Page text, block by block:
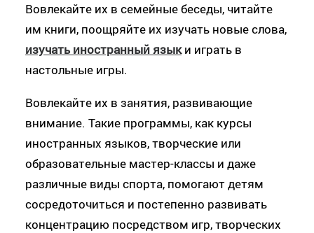
Вовлекайте их в семейные беседы, читайте
им книги, поощряйте их изучать новые слова,
изучать иностранный языки играть в
настольные игры.
Вовлекайте их в занятия, развивающие
внимание. Такие программы, как курсы
иностранных языков, творческие или
образовательные мастер-классы и даже
различные виды спорта, помогают детям
сосредоточиться и постепенно развивать
концентрацию посредством игр, творческих